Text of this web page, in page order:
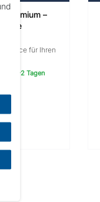
Premium –
Service für Ihren
ca.1-2 Tagen